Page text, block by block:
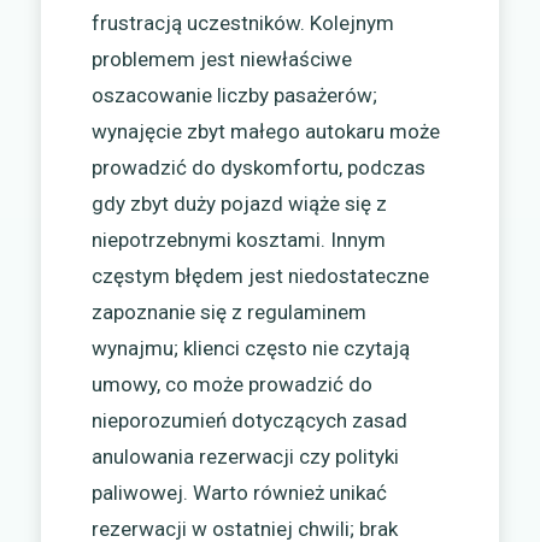
frustracją uczestników. Kolejnym
problemem jest niewłaściwe
oszacowanie liczby pasażerów;
wynajęcie zbyt małego autokaru może
prowadzić do dyskomfortu, podczas
gdy zbyt duży pojazd wiąże się z
niepotrzebnymi kosztami. Innym
częstym błędem jest niedostateczne
zapoznanie się z regulaminem
wynajmu; klienci często nie czytają
umowy, co może prowadzić do
nieporozumień dotyczących zasad
anulowania rezerwacji czy polityki
paliwowej. Warto również unikać
rezerwacji w ostatniej chwili; brak